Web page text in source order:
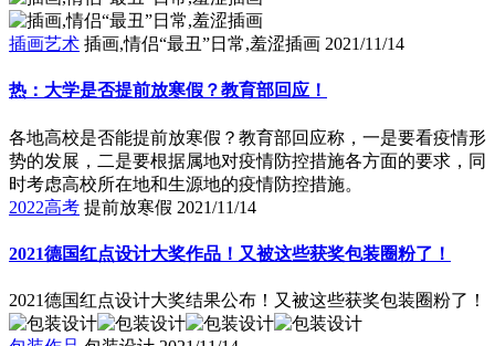
插画艺术 插画,情侣“最丑”日常,羞涩插画 2021/11/14
热：大学是否提前放寒假？教育部回应！
各地高校是否能提前放寒假？教育部回应称，一是要看疫情形
势的发展，二是要根据属地对疫情防控措施各方面的要求，同
时考虑高校所在地和生源地的疫情防控措施。
2022高考 提前放寒假 2021/11/14
2021德国红点设计大奖作品！又被这些获奖包装圈粉了！
2021德国红点设计大奖结果公布！又被这些获奖包装圈粉了！